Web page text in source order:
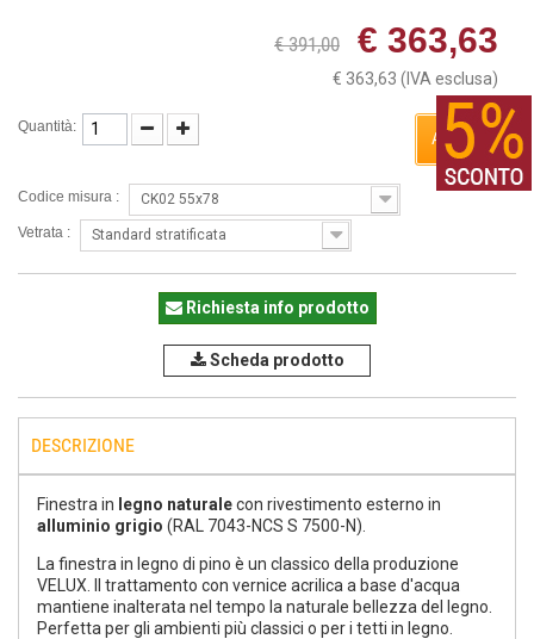
€ 363,63
€ 391,00
€ 363,63 (IVA esclusa)
Quantità:
ACQUISTA
Codice misura :
CK02 55x78
Vetrata :
Standard stratificata
Richiesta info prodotto
Scheda prodotto
DESCRIZIONE
Finestra in legno naturalecon rivestimento esterno in
alluminio grigio (RAL 7043-NCS S 7500-N).
La finestra in legno di pino è un classico della produzione
VELUX. Il trattamento con vernice acrilica a base d'acqua
mantiene inalterata nel tempo la naturale bellezza del legno.
Perfetta per gli ambienti più classici o per i tetti in legno.